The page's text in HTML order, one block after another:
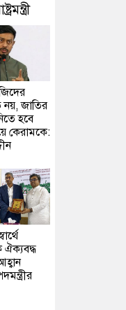
নয়, জাতির
হবে
কেরামকে:
ঐক্যবদ্ধ